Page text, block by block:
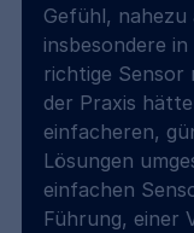
Gefühl, nahezu
insbesondere
richtige Sensor
der Praxis
einfacheren,
Lösungen
einfachen
Führung, einer